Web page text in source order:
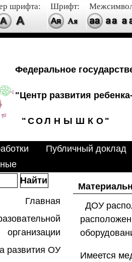
шрифта: Шрифт:
Федеральное
"Центр развития
" СОЛ Н Ы Ш К О "
Публичный доклад
Главная
организации
развития ОУ
ДОУ
Имеется